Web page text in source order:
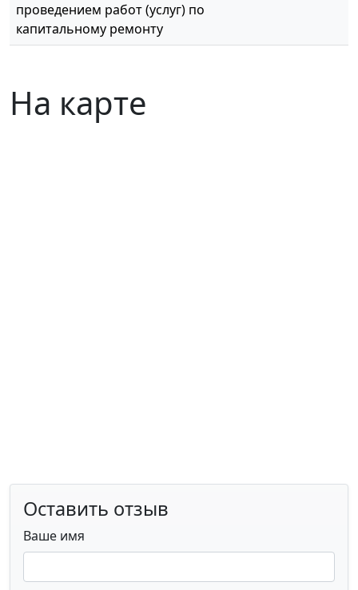
проведением работ (услуг) по
капитальному ремонту
На карте
Оставить отзыв
Ваше имя